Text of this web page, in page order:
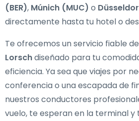
(BER), Múnich (MUC) o
directamente hasta tu hotel o
Te ofrecemos un servicio fiable de
Lorschdiseñado para tu
eficiencia. Ya sea que viajes por
conferencia o una escapada de
nuestros conductores
vuelo, te esperan en la terminal y